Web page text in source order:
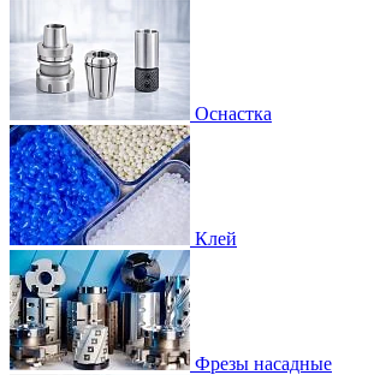
Оснастка
Клей
Фрезы насадные